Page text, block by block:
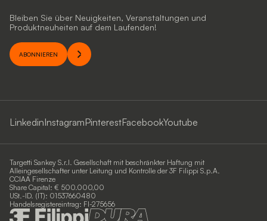
Bleiben Sie über Neuigkeiten, Veranstaltungen und
Produktneuheiten auf dem Laufenden!
ABONNIEREN
LinkedinInstagramPinterestFacebookYoutube
Targetti Sankey S.r.l. Gesellschaft mit beschränkter Haftung mit
Alleingesellschafter unter Leitung und Kontrolle der 3F Filippi S.p.A.
CCIAA Firenze
Share Capital: € 500.000,00
USt.-ID. (IT): 01537660480
Handelsregistereintrag: FI-275656